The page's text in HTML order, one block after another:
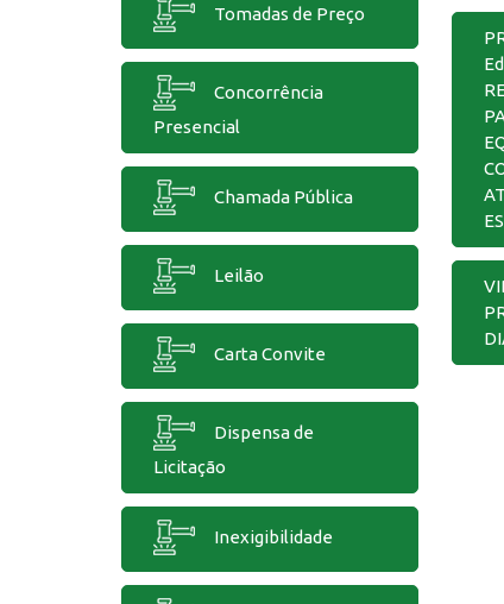
Tomadas de Preço
Concorrência
Presencial
Chamada Pública
Leilão
Carta Convite
Dispensa de
Licitação
Inexigibilidade